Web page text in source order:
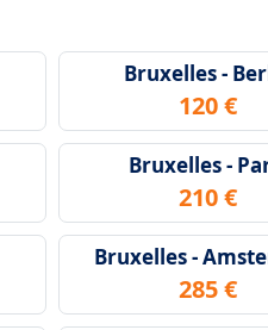
Bruxelles -
120 €
Bruxelles -
210 €
Bruxelles -
285 €